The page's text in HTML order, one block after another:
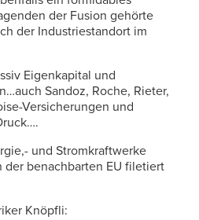
der Fusion gehörte
der Industriestandort im
Eigenkapital und
Sandoz, Roche, Rieter,
Versicherungen und
und Stromkraftwerke
benachbarten EU filetiert
Knöpfli: